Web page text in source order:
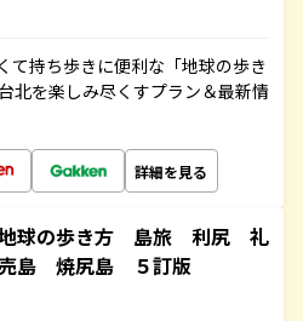
て持ち歩きに便利な「地球の歩き
北を楽しみ尽くすプラン＆最新情
詳細を見る
球の歩き方 島旅 利尻 礼
島 焼尻島 ５訂版